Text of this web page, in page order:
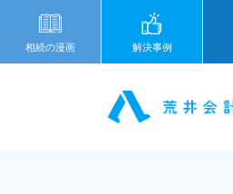
相続の漫画 解決事例